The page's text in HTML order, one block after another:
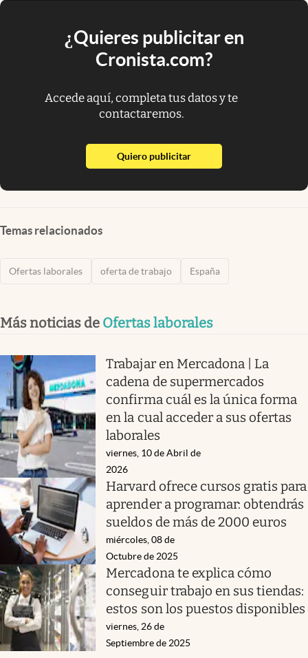
¿Quieres publicitar en
Cronista.com?
Accede aquí, completa tus datos y te
contactaremos.
Quiero publicitarabre en nueva pestaña
Temas relacionados
Ofertas laborales oferta de trabajo España
Más noticias de Ofertas laborales
Trabajar en Mercadona | La
cadena de supermercados
confirma cuál es la única forma
en la cual acceder a sus ofertas
laborales
viernes, 10 de Abril de
2026
Harvard ofrece cursos gratis para
aprender a programar: obtendrás
sueldos de más de 2000 euros
miércoles, 08 de
Octubre de 2025
Mercadona te explica cómo
conseguir trabajo en sus tiendas:
estos son los puestos disponibles
viernes, 26 de
Septiembre de 2025